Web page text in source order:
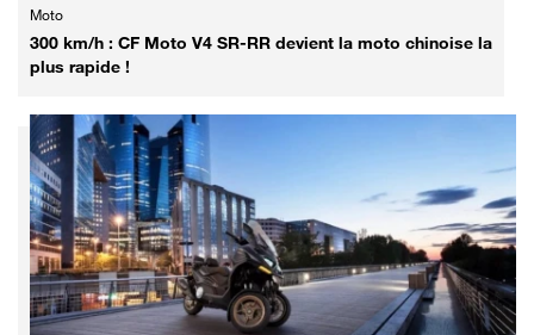
Moto
300 km/h : CF Moto V4 SR-RR devient la moto chinoise la
plus rapide !